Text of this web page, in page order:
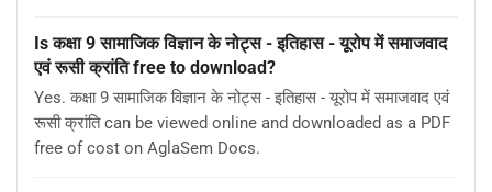
Is कक्षा 9 सामाजिक विज्ञान के नोट्स - इतिहास - यूरोप में समाजवाद
एवं रूसी क्रांति free to download?
Yes. कक्षा 9 सामाजिक विज्ञान के नोट्स - इतिहास - यूरोप में समाजवाद एवं
रूसी क्रांति can be viewed online and downloaded as a PDF
free of cost on AglaSem Docs.